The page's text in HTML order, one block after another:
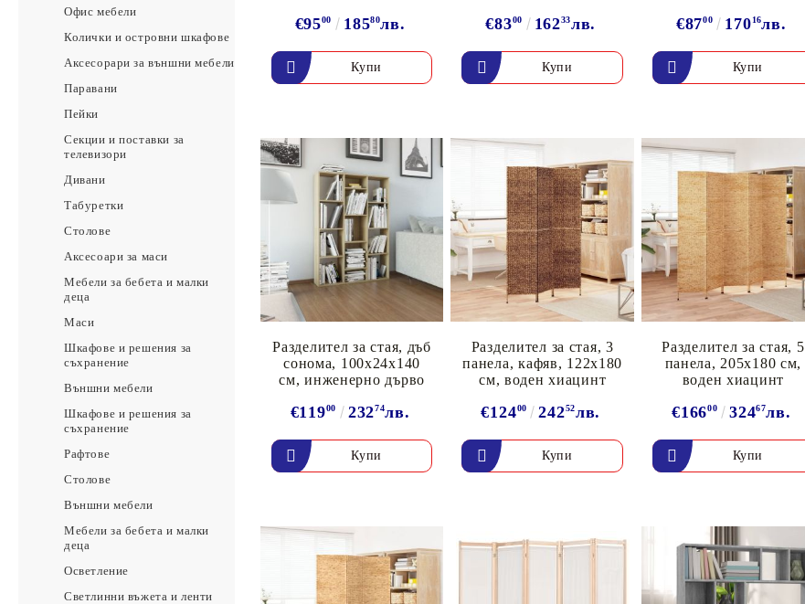
Офис мебели
Колички и островни шкафове
Аксесорари за външни мебели
Паравани
Пейки
Секции и поставки за
телевизори
Дивани
Табуретки
Столове
Аксесоари за маси
Мебели за бебета и малки
деца
Маси
Шкафове и решения за
съхранение
Външни мебели
Шкафове и решения за
съхранение
Рафтове
Столове
Външни мебели
Мебели за бебета и малки
деца
Осветление
Светлинни въжета и ленти
€9500 18580лв. €8300 16233лв. €8700 17016лв.
Разделител за стая, дъб
сонома, 100x24x140
см, инженерно дърво
€11900 23274лв.
Разделител за стая, 3
панела, кафяв, 122x180
см, воден хиацинт
€12400 24252лв.
Разделител за стая, 5
панела, 205x180 см,
воден хиацинт
€16600 32467лв.